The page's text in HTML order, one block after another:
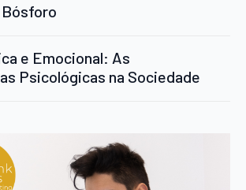
e Emocional: As
Psicológicas na Sociedade